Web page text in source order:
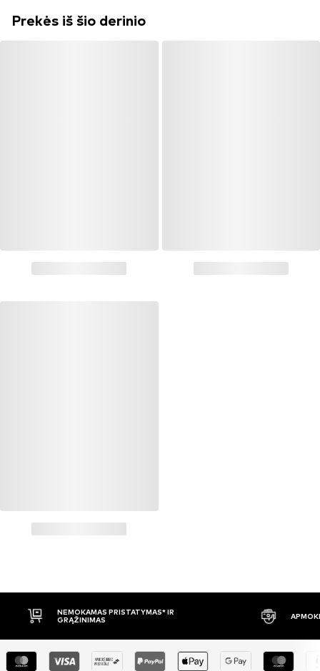
Prekės iš šio derinio
NEMOKAMAS PRISTATYMAS* IR
GRĄŽINIMAS